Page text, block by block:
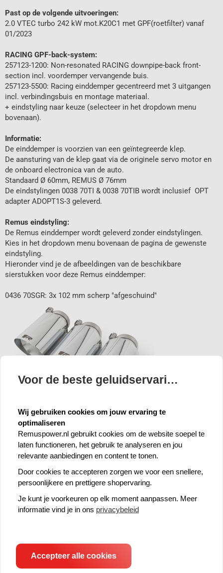
Past op de volgende uitvoeringen:
2.0 VTEC turbo 242 kW mot.K20C1 met GPF(roetfilter) vanaf
01/2023
RACING GPF-back-system:
257123-1200: Non-resonated RACING downpipe-back front-
section incl. voordemper vervangende buis.
257123-5500: Racing einddemper gecentreerd met 3 uitgangen
incl. verbindingsbuis en montage materiaal.
+ eindstyling naar keuze (selecteer in het dropdown menu
bovenaan).
Informatie:
De einddemper is voorzien van een geïntegreerde klep.
De aansturing van de klep gaat via de originele servo motor en
de onboard electronica van de auto.
Standaard Ø 60mm, REMUS Ø 76mm
De eindstylingen 0038 70TI & 0038 70TIB wordt inclusief OPT
adapter ADOPT1S-3 geleverd.
Remus eindstyling:
De Remus einddemper wordt geleverd zonder eindstylingen.
Kies in het dropdown menu bovenaan de pagina de gewenste
eindstyling.
Hieronder vind je de afbeeldingen van de beschikbare
sierstukken voor deze Remus einddemper:
0436 70SGR: 3x 102 mm scherp "afgeschuind"
0436 70CSR: 3x Ø 102 mm carbon
Voor de beste geluidservaring 🍪
Wij gebruiken cookies om jouw ervaring te
optimaliseren
Remuspower.nl gebruikt cookies om de website soepel te
laten functioneren, het gebruik te analyseren en jou
relevante aanbiedingen en content te tonen.
Door cookies te accepteren zorgen we voor een snellere,
persoonlijkere en prettigere shopervaring.
Je kunt je voorkeuren op elk moment aanpassen. Meer
informatie vind je in ons privacybeleid
Accepteer alle cookies